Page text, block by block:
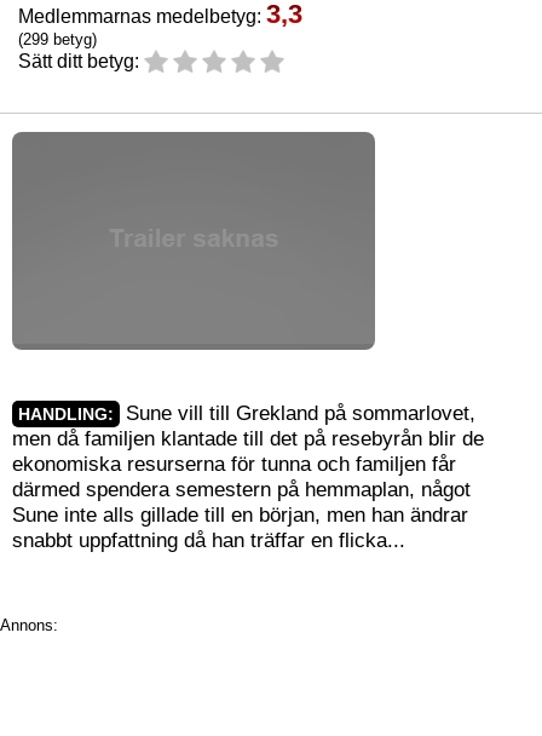
Medlemmarnas medelbetyg: 3,3
(299 betyg)
Sätt ditt betyg:
HANDLING:
Sune vill till Grekland på sommarlovet,
men då familjen klantade till det på resebyrån blir de
ekonomiska resurserna för tunna och familjen får
därmed spendera semestern på hemmaplan, något
Sune inte alls gillade till en början, men han ändrar
snabbt uppfattning då han träffar en flicka...
Annons: